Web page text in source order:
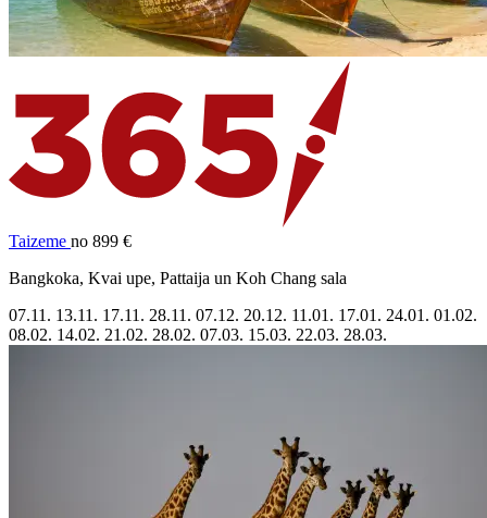
Taizeme no 899 €
Bangkoka, Kvai upe, Pattaija un Koh Chang sala
07.11. 13.11. 17.11. 28.11. 07.12. 20.12. 11.01. 17.01. 24.01. 01.02.
08.02. 14.02. 21.02. 28.02. 07.03. 15.03. 22.03. 28.03.